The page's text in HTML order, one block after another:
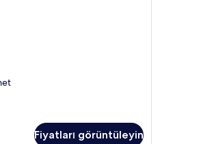
Fiyatları görüntüleyin